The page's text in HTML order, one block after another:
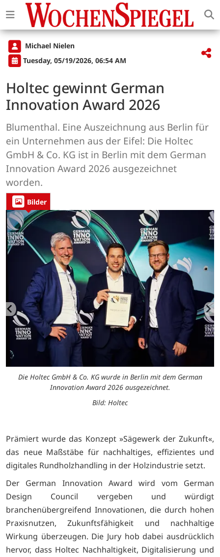
Michael Nielen
Tuesday, 05/19/2026, 06:54 AM
Holtec gewinnt German
Innovation Award 2026
Blumenthal. Eine Auszeichnung aus Berlin für
ein Unternehmen aus der Eifel: Die Holtec
GmbH & Co. KG ist in Berlin mit dem German
Innovation Award 2026 ausgezeichnet
worden.
Bilder
Die Holtec GmbH & Co. KG wurde in Berlin mit dem German
Innovation Award 2026 ausgezeichnet.
Bild: Holtec
Prämiert wurde das Konzept »Sägewerk der Zukunft«,
das neue Maßstäbe für nachhaltiges, effizientes und
digitales Rundholzhandling in der Holzindustrie setzt.
Der German Innovation Award wird vom German
Design Council vergeben und würdigt
branchenübergreifend Innovationen, die durch hohen
Praxisnutzen, Zukunftsfähigkeit und nachhaltige
Wirkung überzeugen. Die Jury hob dabei ausdrücklich
hervor, dass Holtec Nachhaltigkeit, Digitalisierung und